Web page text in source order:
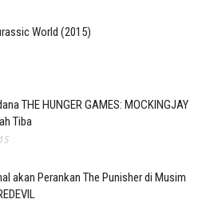
World (2015)
THE HUNGER GAMES: MOCKINGJAY
Tiba
akan Perankan The Punisher di Musim